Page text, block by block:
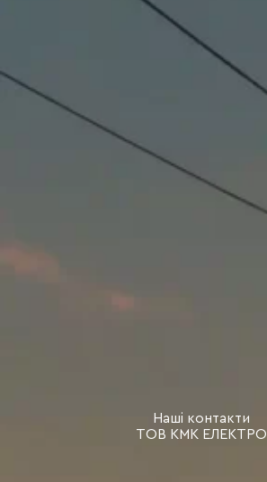
Наші контакти
ТОВ КМК ЕЛЕКТРО